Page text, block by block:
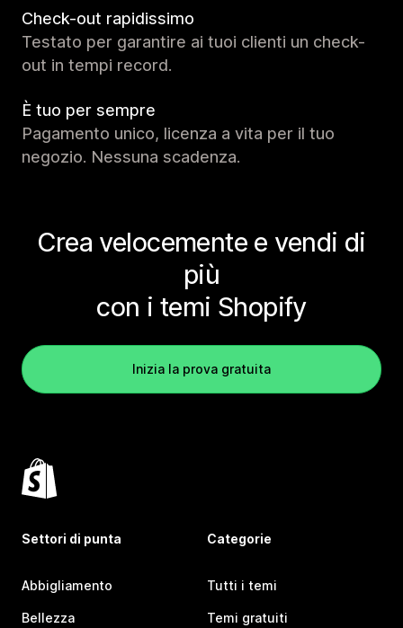
Check-out rapidissimo
Testato per garantire ai tuoi clienti un check-
out in tempi record.
È tuo per sempre
Pagamento unico, licenza a vita per il tuo
negozio. Nessuna scadenza.
Crea velocemente e vendi di
più
con i temi Shopify
Inizia la prova gratuita
Settori di punta
Abbigliamento
Bellezza
Categorie
Tutti i temi
Temi gratuiti